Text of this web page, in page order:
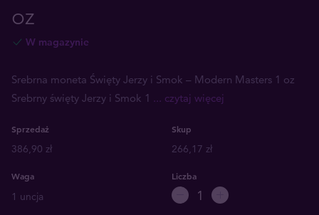
oz
W magazynie
Srebrna moneta Święty Jerzy i Smok – Modern Masters 1 oz
Srebrny święty Jerzy i Smok 1 ... czytaj więcej
Sprzedaż Skup
386,90 zł 266,17 zł
Waga
1 uncja
Liczba